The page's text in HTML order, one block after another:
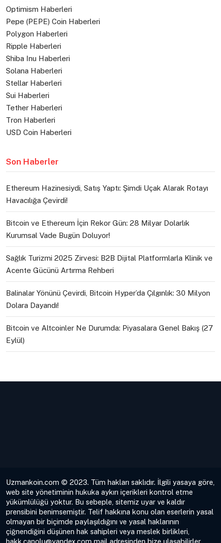
Optimism Haberleri
Pepe (PEPE) Coin Haberleri
Polygon Haberleri
Ripple Haberleri
Shiba Inu Haberleri
Solana Haberleri
Stellar Haberleri
Sui Haberleri
Tether Haberleri
Tron Haberleri
USD Coin Haberleri
Son Haberler
Ethereum Hazinesiydi, Satış Yaptı: Şimdi Uçak Alarak Rotayı
Havacılığa Çevirdi!
Bitcoin ve Ethereum İçin Rekor Gün: 28 Milyar Dolarlık
Kurumsal Vade Bugün Doluyor!
Sağlık Turizmi 2025 Zirvesi: B2B Dijital Platformlarla Klinik ve
Acente Gücünü Artırma Rehberi
Balinalar Yönünü Çevirdi, Bitcoin Hyper’da Çılgınlık: 30 Milyon
Dolara Dayandı!
Bitcoin ve Altcoinler Ne Durumda: Piyasalara Genel Bakış (27
Eylül)
Uzmankoin.com © 2023. Tüm hakları saklıdır. İlgili yasaya göre,
web site yönetiminin hukuka aykırı içerikleri kontrol etme
yükümlülüğü yoktur. Bu sebeple, sitemiz uyar ve kaldır
prensibini benimsemiştir. Telif hakkına konu olan eserlerin yasal
olmayan bir biçimde paylaşıldığını ve yasal haklarının
çiğnendiğini düşünen hak sahipleri veya meslek birlikleri,
hakk.canolu@yandex.com mail adresinden bize ulaşabilirler.